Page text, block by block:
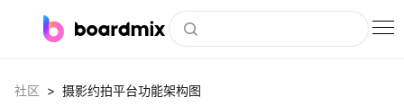
社区 > 摄影约拍平台功能架构图